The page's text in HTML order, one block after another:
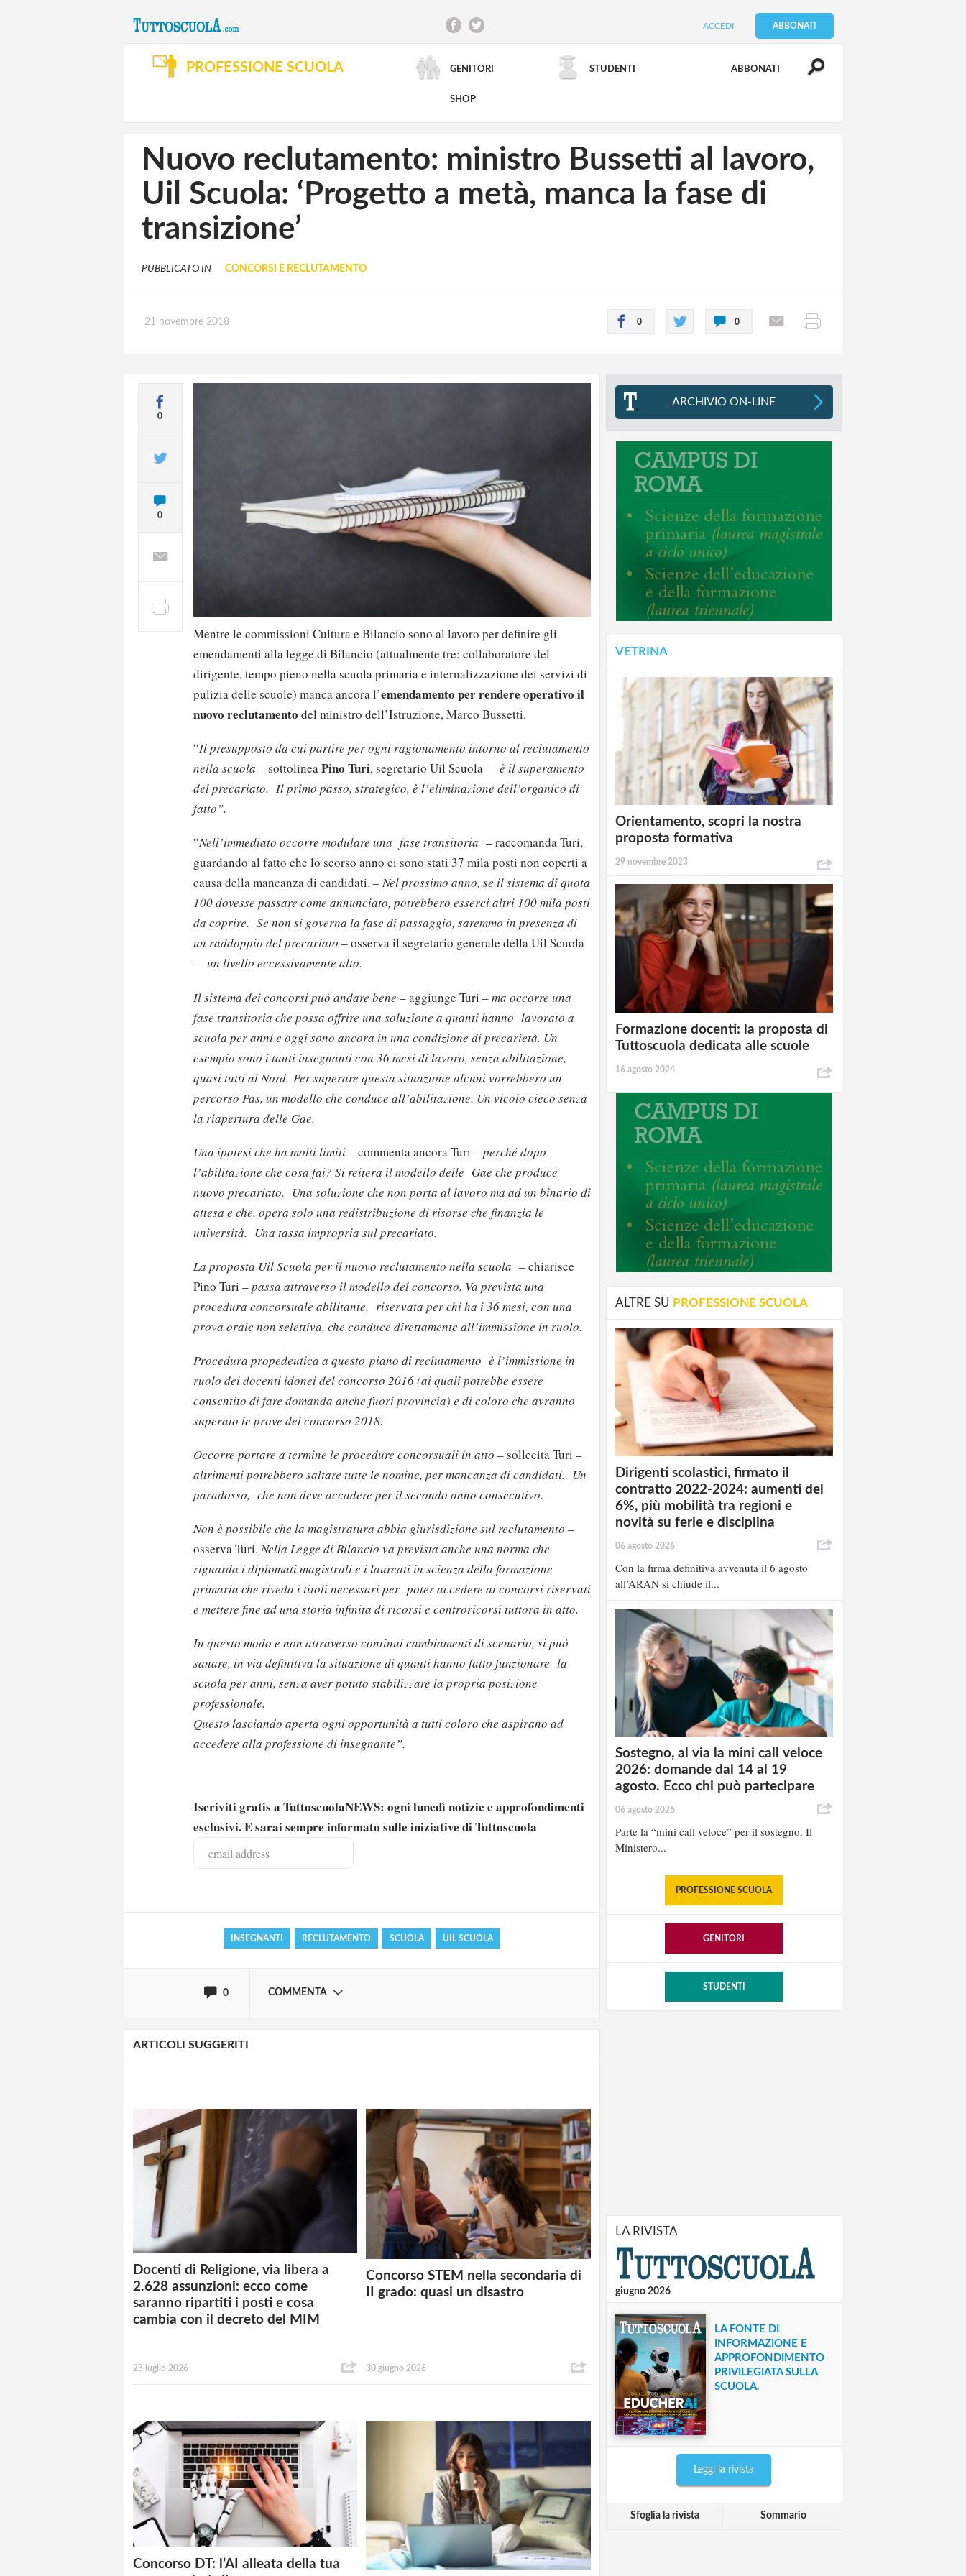
ACCEDI ABBONATI
PROFESSIONE SCUOLA GENITORI STUDENTI ABBONATI
SHOP
RICERCA AVANZATA
Nuovo reclutamento: ministro Bussetti al lavoro,
Uil Scuola: ‘Progetto a metà, manca la fase di
transizione’
PUBBLICATO IN CONCORSI E RECLUTAMENTO
21 novembre 2018 0 0
0
0
Mentre le commissioni Cultura e Bilancio sono al lavoro per definire gli
emendamenti alla legge di Bilancio (attualmente tre: collaboratore del
dirigente, tempo pieno nella scuola primaria e internalizzazione dei servizi di
pulizia delle scuole) manca ancora l’emendamento per rendere operativo il
nuovo reclutamento del ministro dell’Istruzione, Marco Bussetti.
“Il presupposto da cui partire per ogni ragionamento intorno al reclutamento
nella scuola – sottolineaPino Turi, segretario Uil Scuola – è il superamento
del precariato. Il primo passo, strategico, è l’eliminazione dell’organico di
fatto”.
“Nell’immediato occorre modulare una fase transitoria – raccomanda Turi,
guardando al fatto che lo scorso anno ci sono stati 37 mila posti non coperti a
causa della mancanza di candidati. –Nel prossimo anno, se il sistema di quota
100 dovesse passare come annunciato, potrebbero esserci altri 100 mila posti
da coprire. Se non si governa la fase di passaggio, saremmo in presenza di
un raddoppio del precariato – osserva il segretario generale della Uil Scuola
– un livello eccessivamente alto.
Il sistema dei concorsi può andare bene – aggiunge Turi –ma occorre una
fase transitoria che possa offrire una soluzione a quanti hanno lavorato a
scuola per anni e oggi sono ancora in una condizione di precarietà. Un
esempio sono i tanti insegnanti con 36 mesi di lavoro, senza abilitazione,
quasi tutti al Nord. Per superare questa situazione alcuni vorrebbero un
percorso Pas, un modello che conduce all’abilitazione. Un vicolo cieco senza
la riapertura delle Gae.
Una ipotesi che ha molti limiti– commenta ancora Turi –perché dopo
l’abilitazione che cosa fai? Si reitera il modello delle Gae che produce
nuovo precariato. Una soluzione che non porta al lavoro ma ad un binario di
attesa e che, opera solo una redistribuzione di risorse che finanzia le
università. Una tassa impropria sul precariato.
La proposta Uil Scuola per il nuovo reclutamento nella scuola – chiarisce
Pino Turi –passa attraverso il modello del concorso. Va prevista una
procedura concorsuale abilitante, riservata per chi ha i 36 mesi, con una
prova orale non selettiva, che conduce direttamente all’immissione in ruolo.
Procedura propedeutica a questo piano di reclutamento è l’immissione in
ruolo dei docenti idonei del concorso 2016 (ai quali potrebbe essere
consentito di fare domanda anche fuori provincia) e di coloro che avranno
superato le prove del concorso 2018.
Occorre portare a termine le procedure concorsuali in atto – sollecita Turi –
altrimenti potrebbero saltare tutte le nomine, per mancanza di candidati. Un
paradosso, che non deve accadere per il secondo anno consecutivo.
Non è possibile che la magistratura abbia giurisdizione sul reclutamento –
osserva Turi. Nella Legge di Bilancio va prevista anche una norma che
riguarda i diplomati magistrali e i laureati in scienza della formazione
primaria che riveda i titoli necessari per poter accedere ai concorsi riservati
e mettere fine ad una storia infinita di ricorsi e controricorsi tuttora in atto.
In questo modo e non attraverso continui cambiamenti di scenario, si può
sanare, in via definitiva la situazione di quanti hanno fatto funzionare la
scuola per anni, senza aver potuto stabilizzare la propria posizione
professionale.
Questo lasciando aperta ogni opportunità a tutti coloro che aspirano ad
accedere alla professione di insegnante”.
Iscriviti gratis a TuttoscuolaNEWS: ogni lunedì notizie e approfondimenti
esclusivi. E sarai sempre informato sulle iniziative di Tuttoscuola
INSEGNANTI RECLUTAMENTO SCUOLA UIL SCUOLA
0 COMMENTA
Solo gli utenti registrati possono commentare!
ARTICOLI SUGGERITI
Docenti di Religione, via libera a
2.628 assunzioni: ecco come
saranno ripartiti i posti e cosa
cambia con il decreto del MIM
23 luglio 2026
Concorso STEM nella secondaria di
II grado: quasi un disastro
30 giugno 2026
Concorso DT: l’AI alleata della tua
ARCHIVIO ON-LINE
VETRINA
Orientamento, scopri la nostra
proposta formativa
29 novembre 2023
Formazione docenti: la proposta di
Tuttoscuola dedicata alle scuole
16 agosto 2024
ALTRE SU PROFESSIONE SCUOLA
Dirigenti scolastici, firmato il
contratto 2022-2024: aumenti del
6%, più mobilità tra regioni e
novità su ferie e disciplina
06 agosto 2026
Con la firma definitiva avvenuta il 6 agosto
all’ARAN si chiude il...
Sostegno, al via la mini call veloce
2026: domande dal 14 al 19
agosto. Ecco chi può partecipare
06 agosto 2026
Parte la “mini call veloce” per il sostegno. Il
Ministero...
PROFESSIONE SCUOLA
GENITORI
STUDENTI
LA RIVISTA
giugno 2026
LA FONTE DI
INFORMAZIONE E
APPROFONDIMENTO
PRIVILEGIATA SULLA
SCUOLA.
Leggi la rivista
Sfoglia la rivista Sommario